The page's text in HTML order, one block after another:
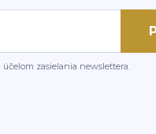
zasielania newslettera.